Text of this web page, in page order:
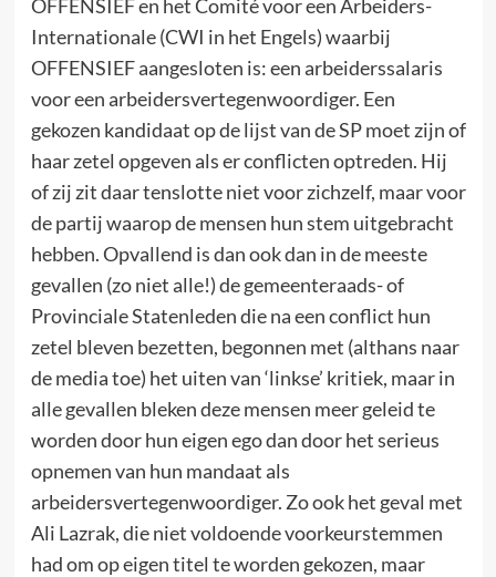
OFFENSIEF en het Comité voor een Arbeiders-
Internationale (CWI in het Engels) waarbij
OFFENSIEF aangesloten is: een arbeiderssalaris
voor een arbeidersvertegenwoordiger. Een
gekozen kandidaat op de lijst van de SP moet zijn of
haar zetel opgeven als er conflicten optreden. Hij
of zij zit daar tenslotte niet voor zichzelf, maar voor
de partij waarop de mensen hun stem uitgebracht
hebben. Opvallend is dan ook dan in de meeste
gevallen (zo niet alle!) de gemeenteraads- of
Provinciale Statenleden die na een conflict hun
zetel bleven bezetten, begonnen met (althans naar
de media toe) het uiten van ‘linkse’ kritiek, maar in
alle gevallen bleken deze mensen meer geleid te
worden door hun eigen ego dan door het serieus
opnemen van hun mandaat als
arbeidersvertegenwoordiger. Zo ook het geval met
Ali Lazrak, die niet voldoende voorkeurstemmen
had om op eigen titel te worden gekozen, maar